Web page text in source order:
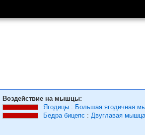
Воздействие на мышцы:
Ягодицы : Большая ягодичная
Бедра бицепс : Двуглавая